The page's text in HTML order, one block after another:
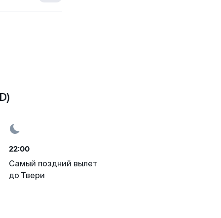
22:00
Самый поздний вылет
до Твери